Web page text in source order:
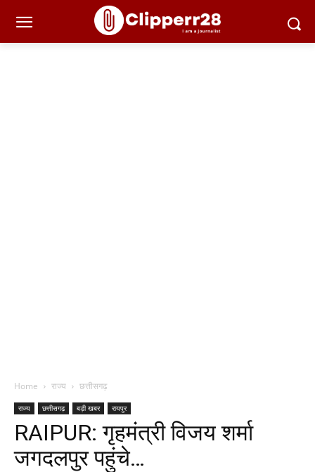
Home राज्य छत्तीसगढ़
राज्य छत्तीसगढ़ बड़ी खबर रायपुर
RAIPUR: गृहमंत्री विजय शर्मा
जगदलपुर पहुंचे…